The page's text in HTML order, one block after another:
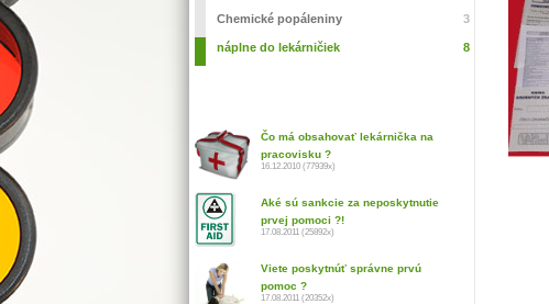
Chemické popáleniny 3
náplne do lekárničiek 8
Čo má obsahovať lekárnička na
pracovisku ?
16.12.2010 (77939x)
Aké sú sankcie za neposkytnutie
prvej pomoci ?!
17.08.2011 (25892x)
Viete poskytnúť správne prvú
pomoc ?
17.08.2011 (20352x)